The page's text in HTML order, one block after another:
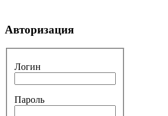
Авторизация
Логин
Пароль